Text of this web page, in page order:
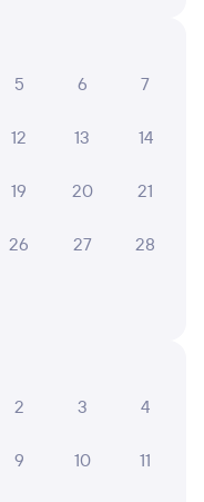
работы
5 6 7
12 13 14
19 20 21
26 27 28
2 3 4
9 10 11